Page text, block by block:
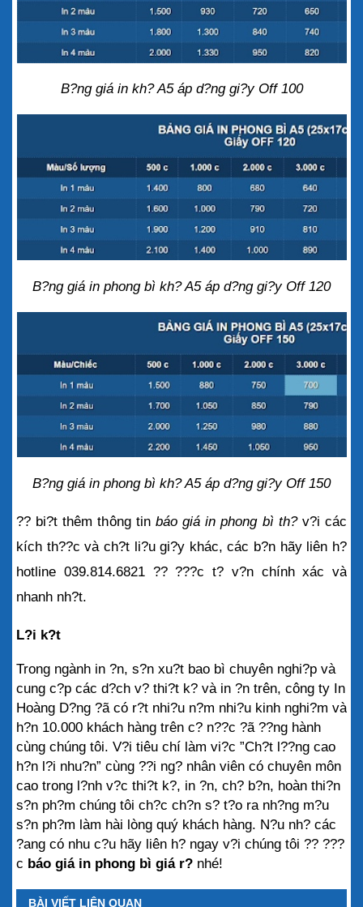
B?ng giá in kh? A5 áp d?ng gi?y Off 100
B?ng giá in phong bì kh? A5 áp d?ng gi?y Off 120
B?ng giá in phong bì kh? A5 áp d?ng gi?y Off 150
?? bi?t thêm thông tin báo giá in phong bì th? v?i các
kích th??c và ch?t li?u gi?y khác, các b?n hãy liên h?
hotline 039.814.6821 ?? ???c t? v?n chính xác và
nhanh nh?t.
L?i k?t
Trong ngành in ?n, s?n xu?t bao bì chuyên nghi?p và
cung c?p các d?ch v? thi?t k? và in ?n trên, công ty In
Hoàng D?ng ?ã có r?t nhi?u n?m nhi?u kinh nghi?m và
h?n 10.000 khách hàng trên c? n??c ?ã ??ng hành
cùng chúng tôi. V?i tiêu chí làm vi?c ”Ch?t l??ng cao
h?n l?i nhu?n” cùng ??i ng? nhân viên có chuyên môn
cao trong l?nh v?c thi?t k?, in ?n, ch? b?n, hoàn thi?n
s?n ph?m chúng tôi ch?c ch?n s? t?o ra nh?ng m?u
s?n ph?m làm hài lòng quý khách hàng. N?u nh? các
?ang có nhu c?u hãy liên h? ngay v?i chúng tôi ?? ???
c báo giá in phong bì giá r? nhé!
BÀI VIẾT LIÊN QUAN